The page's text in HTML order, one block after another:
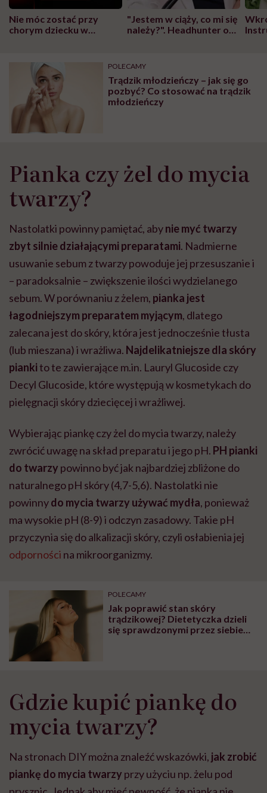
Nie móc zostać przy
chorym dziecku w
może chyba tylko
głupota i brak
wyobraźni"
"Jestem w ciąży, co mi się
należy?". Headhunter o
pracy
POLECAMY
Trądzik młodzieńczy – jak się go
pozbyć? Co stosować na trądzik
młodzieńczy
Pianka czy żel do mycia
twarzy?
Nastolatki powinny pamiętać, abynie myć twarzy
zbyt silnie działającymi preparatami. Nadmierne
usuwanie sebum z twarzy powoduje jej przesuszanie i
– paradoksalnie – zwiększenie ilości wydzielanego
sebum. W porównaniu z żelem, pianka jest
łagodniejszym preparatem myjącym, dlatego
zalecana jest do skóry, która jest jednocześnie tłusta
(lub mieszana) i wrażliwa. Najdelikatniejsze dla skóry
piankito te zawierające m.in. Lauryl Glucoside czy
Decyl Glucoside, które występują w kosmetykach do
pielęgnacji skóry dziecięcej i wrażliwej.
Wybierając piankę czy żel do mycia twarzy, należy
zwrócić uwagę na skład preparatu i jego pH. PH pianki
do twarzy powinno być jak najbardziej zbliżone do
naturalnego pH skóry (4,7-5,6). Nastolatki nie
powinnydo mycia twarzy używać mydła, ponieważ
ma wysokie pH (8-9) i odczyn zasadowy. Takie pH
przyczynia się do alkalizacji skóry, czyli osłabienia jej
odporności na mikroorganizmy.
POLECAMY
Jak poprawić stan skóry
trądzikowej? Dietetyczka dzieli
się sprawdzonymi przez siebie
Gdzie kupić piankę do
mycia twarzy?
Na stronach DIY można znaleźć wskazówki, jak zrobić
piankę do mycia twarzy przy użyciu np. żelu pod